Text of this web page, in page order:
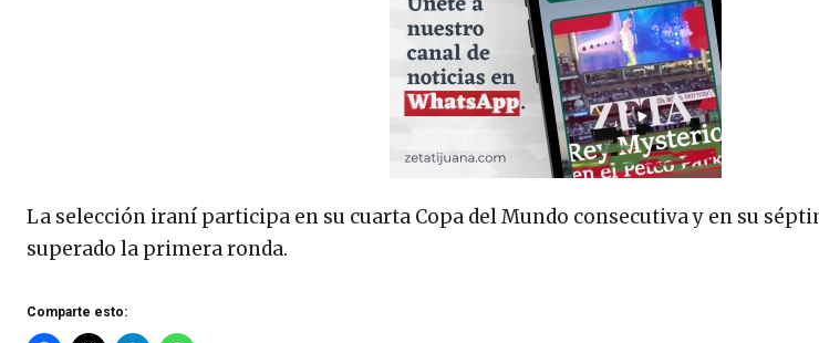
La selección iraní participa en su cuarta Copa del Mundo consecutiva y en su
superado la primera ronda.
Comparte esto: